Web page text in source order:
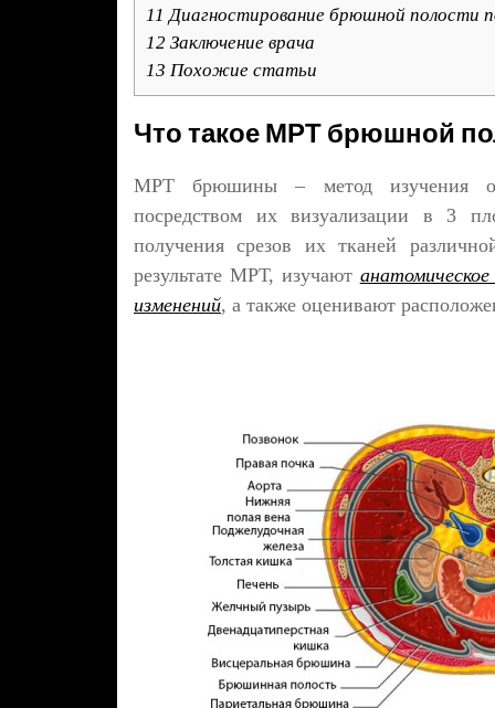
11 Диагностирование брюшной полости
12 Заключение врача
13 Похожие статьи
Что такое МРТ брюшной
МРТ брюшины – метод изучения
посредством их визуализации в 3
получения срезов их тканей
результате МРТ, изучают
изменений, а также оценивают